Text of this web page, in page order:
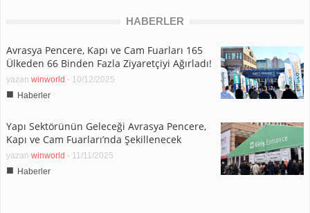
HABERLER
Avrasya Pencere, Kapı ve Cam Fuarları 165
Ülkeden 66 Binden Fazla Ziyaretçiyi Ağırladı!
yazan winworld - 10/12/2025
■ Haberler
Yapı Sektörünün Geleceği Avrasya Pencere,
Kapı ve Cam Fuarları’nda Şekillenecek
yazan winworld - 11/11/2025
■ Haberler